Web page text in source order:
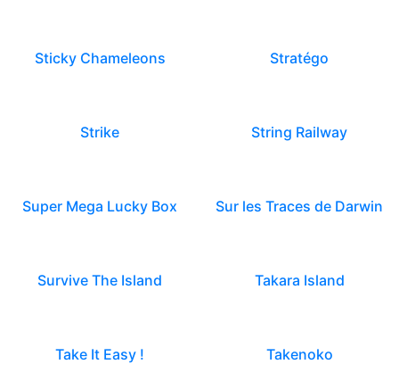
Sticky Chameleons Stratégo
Strike String Railway
Super Mega Lucky Box Sur les Traces de Darwin
Survive The Island Takara Island
Take It Easy ! Takenoko